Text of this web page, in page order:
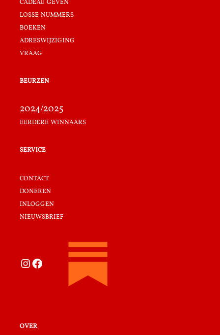
losse nummers
boeken
adreswijziging
vraag
beurzen
2024/2025
eerdere winnaars
service
contact
doneren
inloggen
nieuwsbrief
Instagram Facebook
over